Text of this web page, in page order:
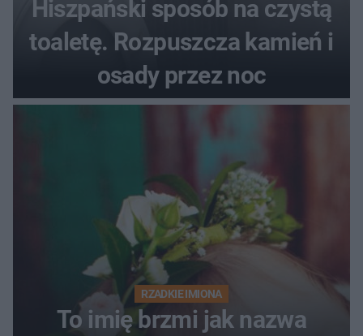
Hiszpański sposób na czystą
toaletę. Rozpuszcza kamień i
osady przez noc
RZADKIE IMIONA
To imię brzmi jak nazwa